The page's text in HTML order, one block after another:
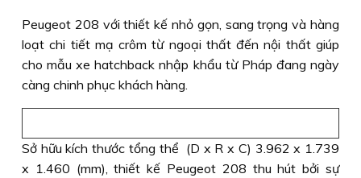
Peugeot 208 với thiết kế nhỏ gọn, sang trọng và hàng
loạt chi tiết mạ crôm từ ngoại thất đến nội thất giúp
cho mẫu xe hatchback nhập khẩu từ Pháp đang ngày
càng chinh phục khách hàng.
Sở hữu kích thước tổng thể (D x R x C) 3.962 x 1.739
x 1.460 (mm), thiết kế Peugeot 208 thu hút bởi sự